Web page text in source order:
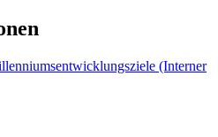
(Interner